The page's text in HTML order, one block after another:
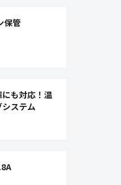
保管
も対応！温
ステム